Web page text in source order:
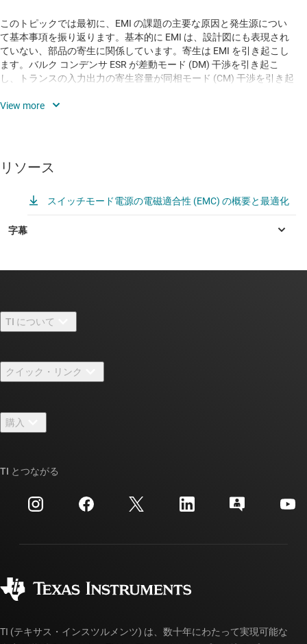
このトピックでは最初に、EMI の課題の主要な原因と発生源につい
て基本事項を振り返ります。基本的に EMI は、設計図にも表現され
ていない、部品の寄生に関係しています。寄生は EMI を引き起こし
ます。バルク コンデンサ ESR が差動モード (DM) 干渉を引き起こ
し、トランスの入力出力の寄生容量が同相モード (CM) 干渉を引き起
が存在し、これらの寄生成分は有効な周波数範囲に制限を加えるほ
示します。さまざまなトランスの内部構造を分析し、それらの構造
が CM 干渉に及ぼす相対的な影響を調べます。トランスによって構
で、CM を低減できます。打ち消し用巻線を追加し、効果的なシール
性能の測定と評価、DM と CM の分離などの実践的な手法を紹介し、
を強調します。
アダプタを紹介します。少数の基本的な変更によって、効率を大き
く損なうことなく、基本スイッチング周波数が 50dB 向上することを
リソース
スイッチモード電源の電磁適合性 (EMC) の概要と最適化
TI について
採用情報
ニュース
イベント
投資家向け情報
クイック・リンク
TI E2E™ 設計サポート・フォーラム
クロスリファレンス検索
カスタマー・サポート・センター
myTI アカウントの FAQ
購入
ご注文に関する FAQ
TI とつながる
TI (テキサス・インスツルメンツ) は、数十年にわたって実現可能な